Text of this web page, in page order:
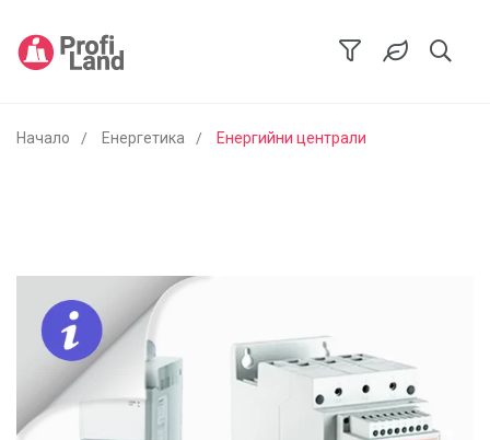
Начало Енергетика Енергийни централи